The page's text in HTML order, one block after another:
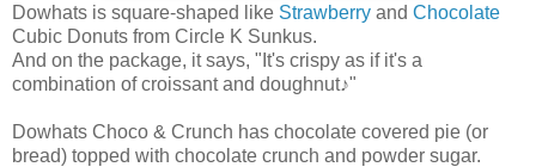
Dowhats is square-shaped like Strawberry and Chocolate
Cubic Donuts from Circle K Sunkus.
And on the package, it says, "It's crispy as if it's a
combination of croissant and doughnut♪"
Dowhats Choco & Crunch has chocolate covered pie (or
bread) topped with chocolate crunch and powder sugar.